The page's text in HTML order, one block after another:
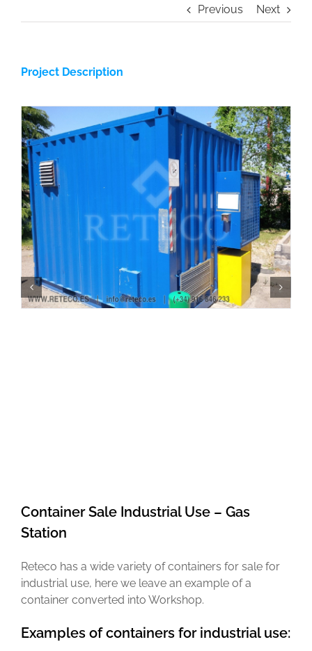
Previous Next
Project Description
Container Sale Industrial Use – Gas
Station
Reteco has a wide variety of containers for sale for
industrial use, here we leave an example of a
container converted into Workshop.
Examples of containers for industrial use: